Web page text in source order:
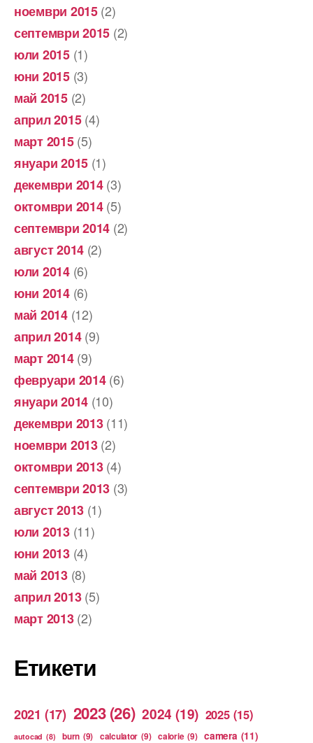
ноември 2015(2)
септември 2015 (2)
юли 2015(1)
юни 2015(3)
май 2015(2)
април 2015(4)
март 2015(5)
януари 2015 (1)
декември 2014(3)
октомври 2014(5)
септември 2014 (2)
август 2014 (2)
юли 2014(6)
юни 2014(6)
май 2014(12)
април 2014(9)
март 2014(9)
февруари 2014(6)
януари 2014 (10)
декември 2013(11)
ноември 2013(2)
октомври 2013(4)
септември 2013 (3)
август 2013 (1)
юли 2013(11)
юни 2013(4)
май 2013(8)
април 2013(5)
март 2013(2)
Етикети
2021 (17) 2023 (26) 2024 (19) 2025 (15)
autocad (8) burn (9) calculator (9) calorie (9) camera (11)